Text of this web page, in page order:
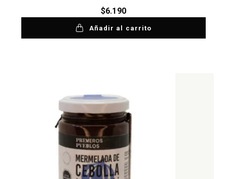
$6.190
Añadir al carrito